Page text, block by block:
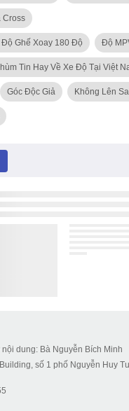
Cross
Ghế Xoay 180 Độ Độ
Tin Hay Về Xe Độ Tại Việt
Góc Độc Giả Không Lên
dung: Bà Nguyễn Bích Minh
số 1 phố Nguyễn Huy